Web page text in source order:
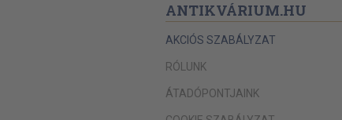
ANTIKVÁRIUM.HU
AKCIÓS SZABÁLYZAT
RÓLUNK
ÁTADÓPONTJAINK